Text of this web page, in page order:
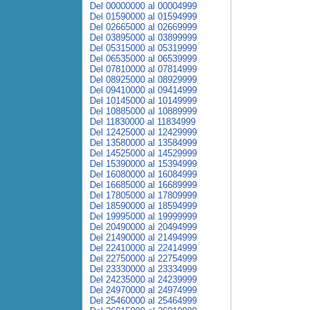
Del 00000000 al 00004999
Del 01590000 al 01594999
Del 02665000 al 02669999
Del 03895000 al 03899999
Del 05315000 al 05319999
Del 06535000 al 06539999
Del 07810000 al 07814999
Del 08925000 al 08929999
Del 09410000 al 09414999
Del 10145000 al 10149999
Del 10885000 al 10889999
Del 11830000 al 11834999
Del 12425000 al 12429999
Del 13580000 al 13584999
Del 14525000 al 14529999
Del 15390000 al 15394999
Del 16080000 al 16084999
Del 16685000 al 16689999
Del 17805000 al 17809999
Del 18590000 al 18594999
Del 19995000 al 19999999
Del 20490000 al 20494999
Del 21490000 al 21494999
Del 22410000 al 22414999
Del 22750000 al 22754999
Del 23330000 al 23334999
Del 24235000 al 24239999
Del 24970000 al 24974999
Del 25460000 al 25464999